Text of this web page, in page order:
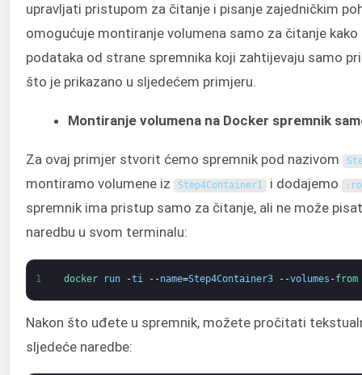
upravljati pristupom za čitanje i pisanje zajedničkim
omogućuje montiranje volumena samo za čitanje
podataka od strane spremnika koji zahtijevaju samo
što je prikazano u sljedećem primjeru.
Montiranje volumena na Docker spremnik
Za ovaj primjer stvorit ćemo spremnik pod nazivom
montiramo volumene iz Step4Container1 i dodajemo : ro
spremnik ima pristup samo za čitanje, ali ne može
naredbu u svom terminalu:
1 docker run -ti --name=Step4Container3 --volumes -
Nakon što uđete u spremnik, možete pročitati
sljedeće naredbe: